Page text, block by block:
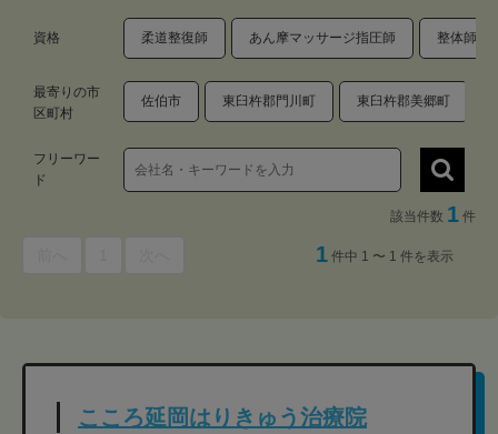
資格 柔道整復師 あん摩マッサージ指圧師 整体師・
最寄りの市
区町村
佐伯市 東臼杵郡門川町 東臼杵郡美郷町
フリーワー
ド
該当件数 1 件
1 件中 1 〜 1 件を表示
こころ延岡はりきゅう治療院